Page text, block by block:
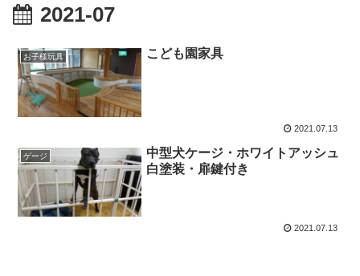
2021-07
お子様玩具 こども園家具
2021.07.13
ゲージ
中型犬ケージ・ホワイトアッシュ
白塗装・扉鍵付き
2021.07.13